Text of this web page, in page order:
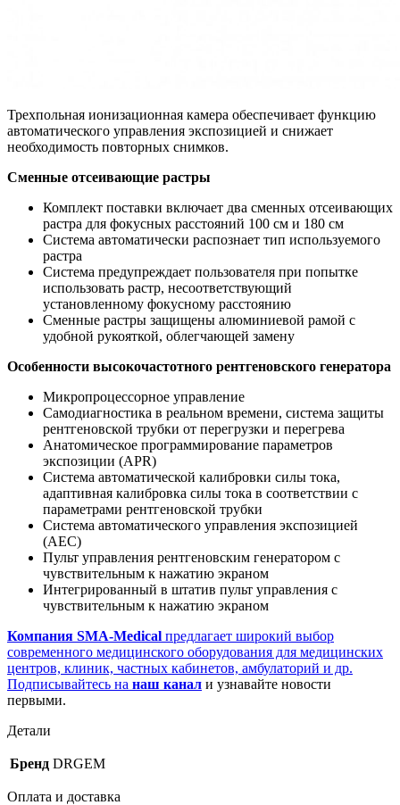
Трехпольная ионизационная камера обеспечивает функцию
автоматического управления экспозицией и снижает
необходимость повторных снимков.
Сменные отсеивающие растры
Комплект поставки включает два сменных отсеивающих
растра для фокусных расстояний 100 см и 180 см
Система автоматически распознает тип используемого
растра
Система предупреждает пользователя при попытке
использовать растр, несоответствующий
установленному фокусному расстоянию
Сменные растры защищены алюминиевой рамой с
удобной рукояткой, облегчающей замену
Особенности высокочастотного рентгеновского генератора
Микропроцессорное управление
Самодиагностика в реальном времени, система защиты
рентгеновской трубки от перегрузки и перегрева
Анатомическое программирование параметров
экспозиции (APR)
Система автоматической калибровки силы тока,
адаптивная калибровка силы тока в соответствии с
параметрами рентгеновской трубки
Система автоматического управления экспозицией
(АЕС)
Пульт управления рентгеновским генератором с
чувствительным к нажатию экраном
Интегрированный в штатив пульт управления с
чувствительным к нажатию экраном
Компания SMA-Medical предлагает широкий выбор
современного медицинского оборудования для медицинских
центров, клиник, частных кабинетов, амбулаторий и др.
Подписывайтесь на наш канал и узнавайте новости
первыми.
Детали
Бренд DRGEM
Оплата и доставка